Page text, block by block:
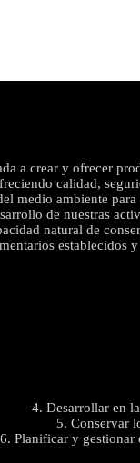
a crear y ofrecer
calidad,
medio ambiente
de nuestras
natural de
establecidos
4. Desarrollar en
5. Conservar
6. Planificar y gestionar